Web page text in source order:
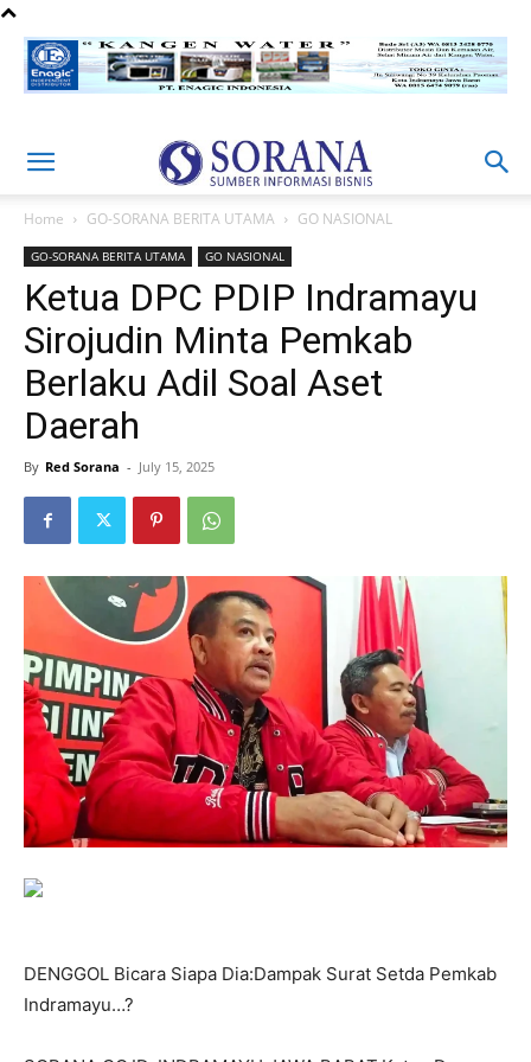
Home GO-SORANA BERITA UTAMA GO NASIONAL
GO-SORANA BERITA UTAMA GO NASIONAL
Ketua DPC PDIP Indramayu
Sirojudin Minta Pemkab
Berlaku Adil Soal Aset
Daerah
By Red Sorana - July 15, 2025
DENGGOL Bicara Siapa Dia:Dampak Surat Setda Pemkab
Indramayu…?